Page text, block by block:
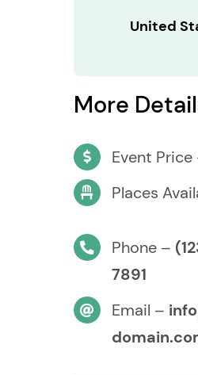
United
More
Event Price
Places
Phone –
7891
Email –